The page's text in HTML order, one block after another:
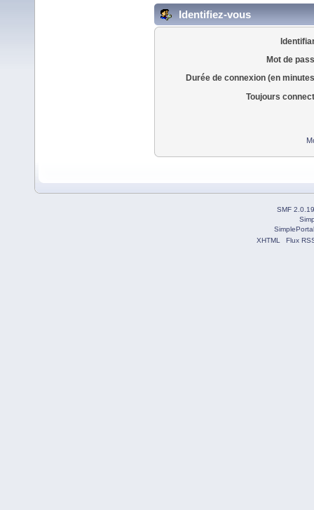
Identifiez-vous
Mot de
Durée de connexion (en
Toujours
SMF 2.0.19
XHTML
Flux